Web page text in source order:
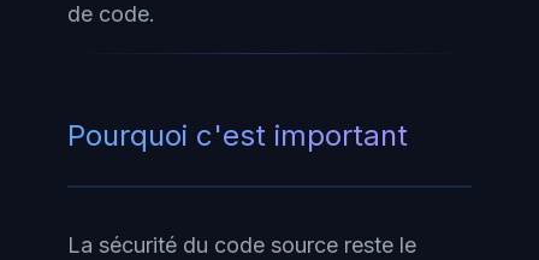
de code.
Pourquoi c'est important
La sécurité du code source reste le